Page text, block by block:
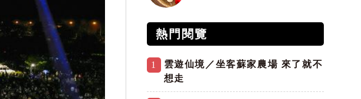
熱門閱覽
1
雲遊仙境／坐客蘇家農場 來了就不
想走